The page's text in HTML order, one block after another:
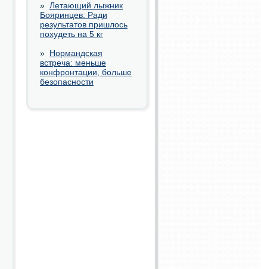
» Летающий лыжник
Бояринцев: Ради
результатов пришлось
похудеть на 5 кг
» Нормандская
встреча: меньше
конфронтации, больше
безопасности